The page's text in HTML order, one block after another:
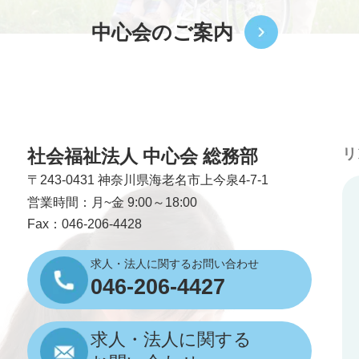
中心会のご案内
社会福祉法人 中心会 総務部
〒243-0431 神奈川県海老名市上今泉4-7-1
営業時間：月~金 9:00～18:00
Fax：046-206-4428
求人・法人に関するお問い合わせ
046-206-4427
求人・法人に関する